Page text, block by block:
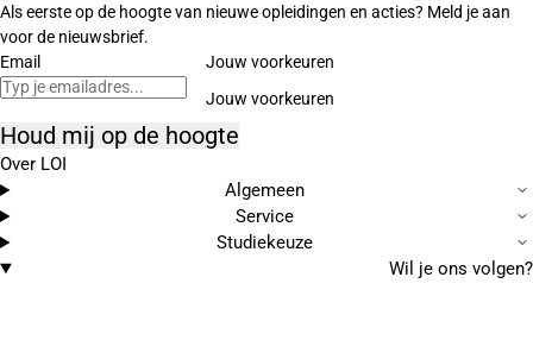
Als eerste op de hoogte van nieuwe opleidingen en acties? Meld je aan
voor de nieuwsbrief.
Email
Jouw voorkeuren
Houd mij op de hoogte
Over LOI
Algemeen
Service
Studiekeuze
Wil je ons volgen?